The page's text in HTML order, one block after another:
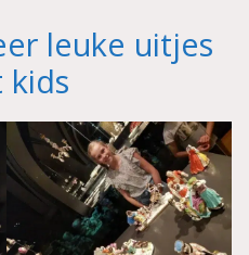
leuke uitjes
kids